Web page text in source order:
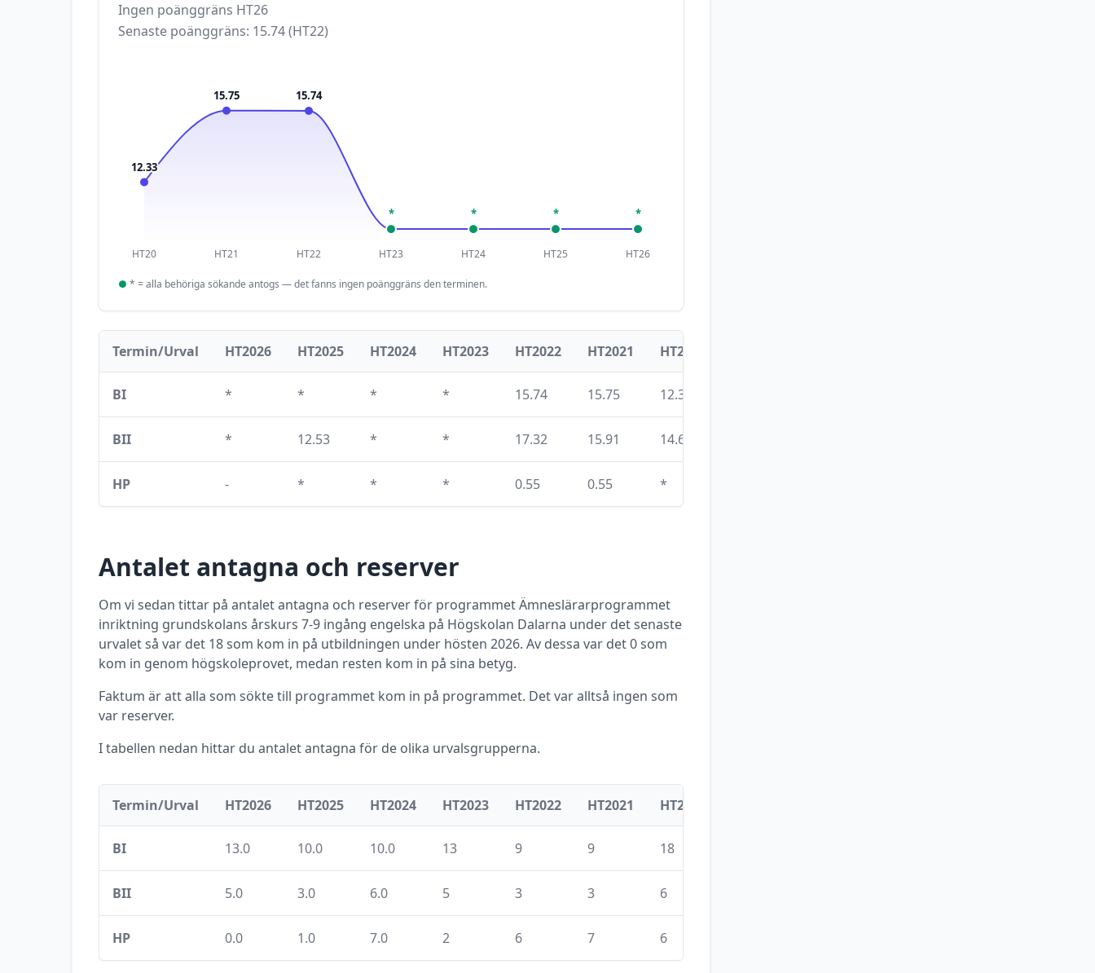
Ingen poänggräns HT26
Senaste poänggräns: 15.74(HT22)
HT20 HT21 HT22 HT23 HT24 HT25 HT26
12.33
15.75 15.74
* * * *
● * = alla behöriga sökande antogs — det fanns ingen poänggräns den terminen.
Termin/Urval HT2026 HT2025 HT2024 HT2023 HT2022 HT2021 HT2020
BI * * * * 15.74 15.75 12.33
BII * 12.53 * * 17.32 15.91 14.68
HP - * * * 0.55 0.55 *
Antalet antagna och reserver
Om vi sedan tittar på antalet antagna och reserver för programmetÄmneslärarprogrammet
inriktning grundskolans årskurs 7-9 ingång engelska på Högskolan Dalarna under det senaste
urvalet så var det 18som kom in på utbildningen under hösten 2026. Av dessa var det0som
kom in genom högskoleprovet, medan resten kom in på sina betyg.
Faktum är att alla som sökte till programmet kom in på programmet. Det var alltså ingen som
var reserver.
I tabellen nedan hittar du antalet antagna för de olika urvalsgrupperna.
Termin/Urval HT2026 HT2025 HT2024 HT2023 HT2022 HT2021 HT2020
BI 13.0 10.0 10.0 13 9 9 18
BII 5.0 3.0 6.0 5 3 3 6
HP 0.0 1.0 7.0 2 6 7 6